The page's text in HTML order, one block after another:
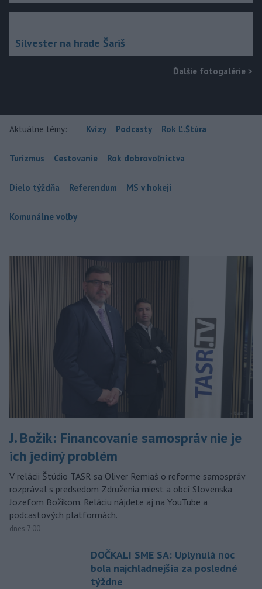
Silvester na hrade Šariš
Ďalšie fotogalérie >
Aktuálne témy: Kvízy Podcasty Rok Ľ.Štúra
Turizmus Cestovanie Rok dobrovoľníctva
Dielo týždňa Referendum MS v hokeji
Komunálne voľby
J. Božik: Financovanie samospráv nie je
ich jediný problém
V relácii Štúdio TASR sa Oliver Remiaš o reforme samospráv
rozprával s predsedom Združenia miest a obcí Slovenska
Jozefom Božikom. Reláciu nájdete aj na YouTube a
podcastových platformách.
dnes 7:00
DOČKALI SME SA: Uplynulá noc
bola najchladnejšia za posledné
týždne